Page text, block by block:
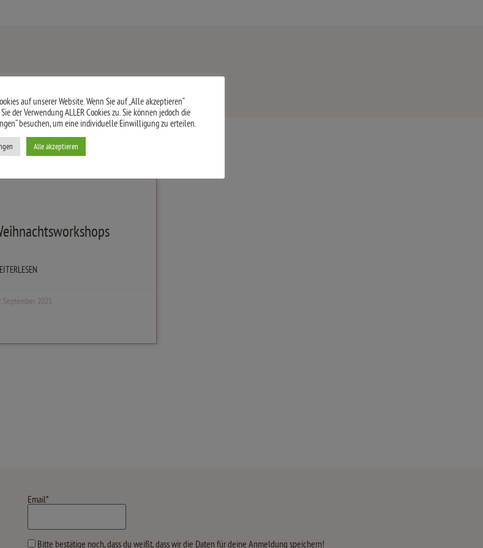
September 2025
Email*
Bitte bestätige noch, dass du weißt, dass wir die Daten für deine Anmeldung speichern!
auf unserer Website. Wenn Sie auf „Alle akzeptieren“
der Verwendung ALLER Cookies zu. Sie können jedoch die
besuchen, um eine individuelle Einwilligung zu erteilen.
Alle akzeptieren